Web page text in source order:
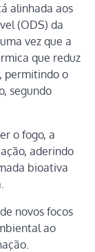
alinhada aos
(ODS) da
vez que a
que reduz
permitindo o
segundo
o fogo, a
aderindo
bioativa
novos focos
ao